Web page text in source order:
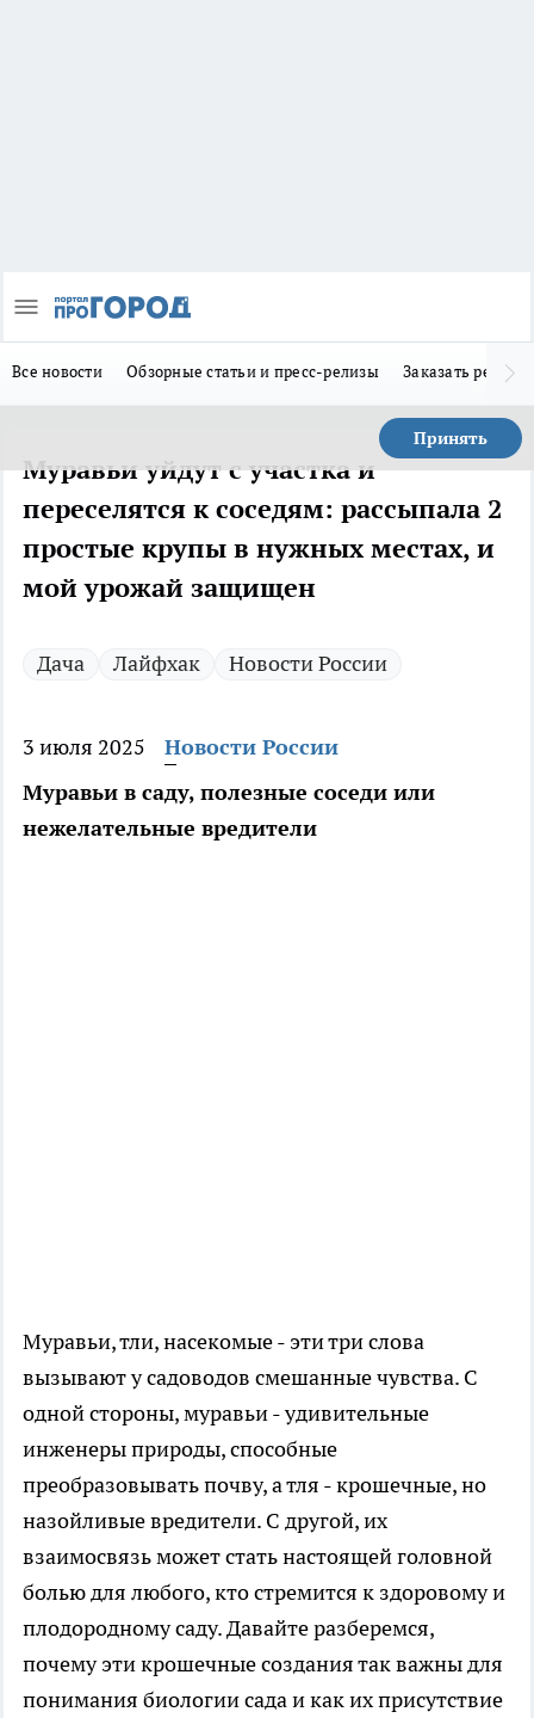
Все новости Обзорные статьи и пресс-релизы Заказать
Принять
Муравьи уйдут с участка и
переселятся к соседям: рассыпала 2
простые крупы в нужных местах, и
мой урожай защищен
Дача Лайфхак Новости России
3 июля 2025
Новости России
Муравьи в саду, полезные соседи или
нежелательные вредители
Муравьи, тли, насекомые - эти три слова
вызывают у садоводов смешанные чувства. С
одной стороны, муравьи - удивительные
инженеры природы, способные
преобразовывать почву, а тля - крошечные, но
назойливые вредители. С другой, их
взаимосвязь может стать настоящей головной
болью для любого, кто стремится к здоровому и
плодородному саду. Давайте разберемся,
почему эти крошечные создания так важны для
понимания биологии сада и как их присутствие